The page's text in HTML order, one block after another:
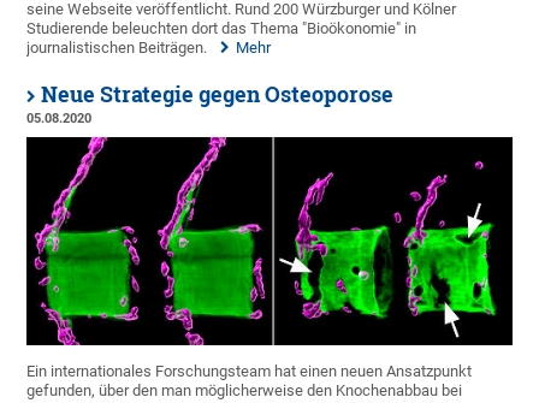
seine Webseite veröffentlicht. Rund 200 Würzburger und Kölner
Studierende beleuchten dort das Thema "Bioökonomie" in
journalistischen Beiträgen.
Mehr
Neue Strategie gegen Osteoporose
05.08.2020
Ein internationales Forschungsteam hat einen neuen Ansatzpunkt
gefunden, über den man möglicherweise den Knochenabbau bei